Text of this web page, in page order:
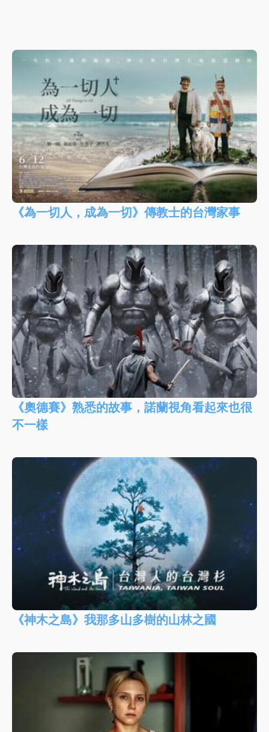
《為一切人，成為一切》傳教士的台灣家事
《奧德賽》熟悉的故事，諾蘭視角看起來也很
不一樣
《神木之島》我那多山多樹的山林之國